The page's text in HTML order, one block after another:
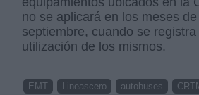
no se aplicará en los meses
septiembre, cuando se
utilización de los mismos.
EMT Lineascero autobuses